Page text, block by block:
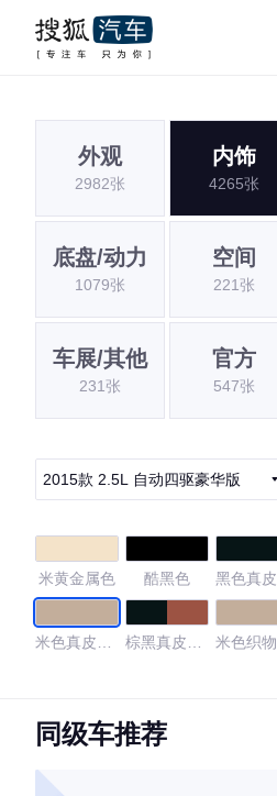
外观
2982张
内饰
4265张
底盘/动力
1079张
空间
221张
车展/其他
231张
官方
547张
2015款 2.5L 自动四驱豪华版
米黄金属色 酷黑色
黑色真皮
米色真皮
棕黑真皮
米色织物
同级车推荐